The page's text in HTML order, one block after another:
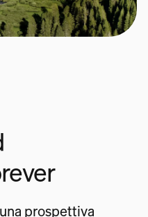
prospettiva